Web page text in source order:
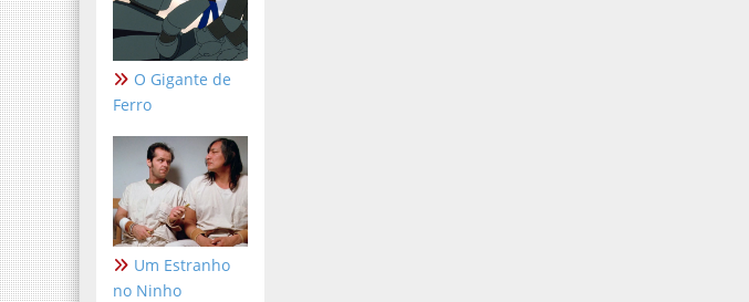
O Gigante de
Ferro
Um Estranho
no Ninho